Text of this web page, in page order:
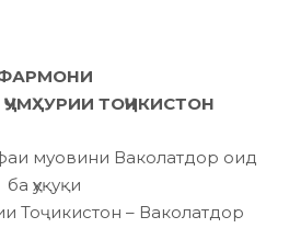
ТОҶИКИСТОН
муовини Ваколатдор оид
ба ҳуқуқи
Тоҷикистон – Ваколатдор